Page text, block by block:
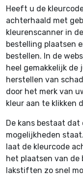
Heeft u de
achterhaald met
kleurenscanner in
bestelling plaatsen
bestellen. In de
heel gemakkelijk
herstellen van
door het merk van
kleur aan te klikken
De kans bestaat
mogelijkheden
laat de kleurcode
het plaatsen van
lakstiften zo snel